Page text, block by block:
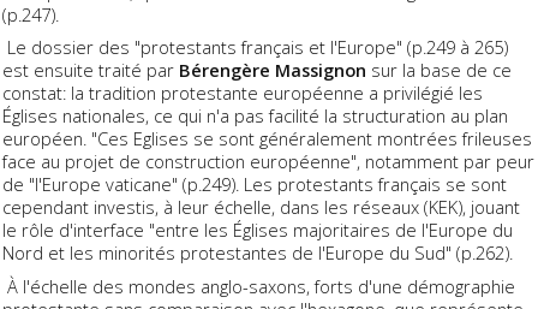
(p.247).
Le dossier des "protestants français et l'Europe" (p.249 à 265)
est ensuite traité par Bérengère Massignon sur la base de ce
constat: la tradition protestante européenne a privilégié les
Églises nationales, ce qui n'a pas facilité la structuration au plan
européen. "Ces Eglises se sont généralement montrées frileuses
face au projet de construction européenne", notamment par peur
de "l'Europe vaticane" (p.249). Les protestants français se sont
cependant investis, à leur échelle, dans les réseaux (KEK), jouant
le rôle d'interface "entre les Églises majoritaires de l'Europe du
Nord et les minorités protestantes de l'Europe du Sud" (p.262).
À l'échelle des mondes anglo-saxons, forts d'une démographie